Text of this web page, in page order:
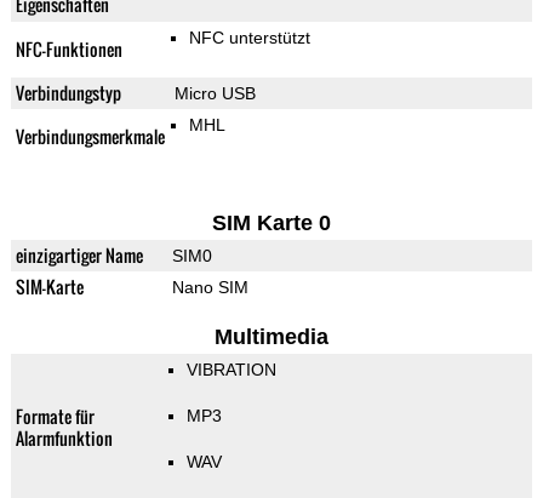
NFC-Funktionen
NFC unterstützt
Verbindungstyp Micro USB
Verbindungsmerkmale MHL
SIM Karte 0
einzigartiger Name SIM0
SIM-Karte Nano SIM
Multimedia
Formate für
Alarmfunktion
VIBRATION
MP3
WAV